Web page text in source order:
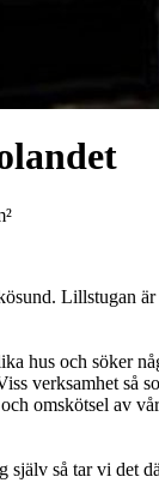
Lillstugan
hus och söker
verksamhet så
omskötsel av
själv så tar vi det